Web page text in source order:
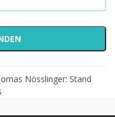
Nösslinger: Stand